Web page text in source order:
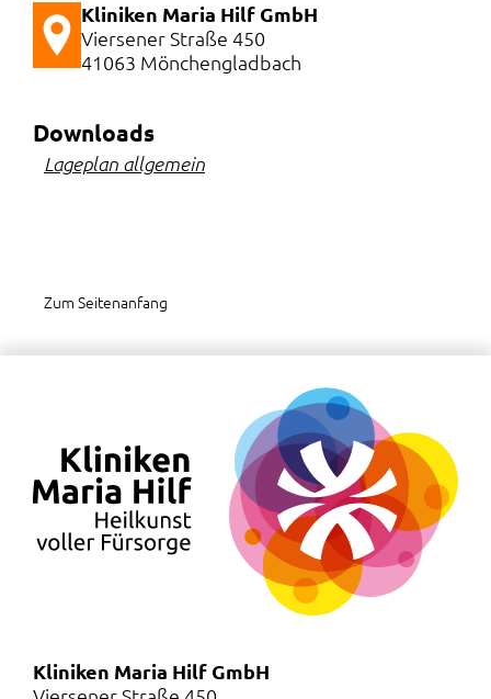
Kliniken Maria Hilf GmbH
Viersener Straße 450
41063 Mönchengladbach
Downloads
Lageplan allgemein
Zum Seitenanfang
Kliniken Maria Hilf GmbH